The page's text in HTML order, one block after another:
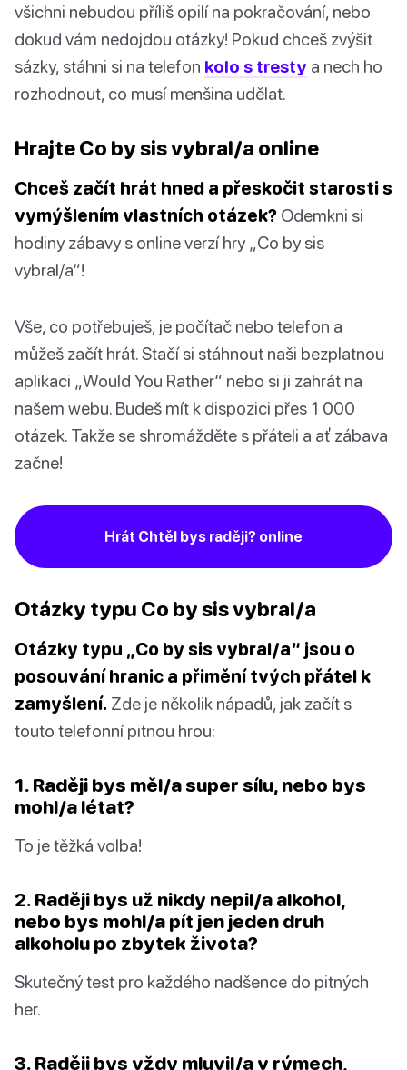
všichni nebudou příliš opilí na pokračování, nebo
dokud vám nedojdou otázky! Pokud chceš zvýšit
sázky, stáhni si na telefon kolo s tresty a nech ho
rozhodnout, co musí menšina udělat.
Hrajte Co by sis vybral/a online
Chceš začít hrát hned a přeskočit starosti s
vymýšlením vlastních otázek? Odemkni si
hodiny zábavy s online verzí hry „Co by sis
vybral/a“!
Vše, co potřebuješ, je počítač nebo telefon a
můžeš začít hrát. Stačí si stáhnout naši bezplatnou
aplikaci „Would You Rather“ nebo si ji zahrát na
našem webu. Budeš mít k dispozici přes 1 000
otázek. Takže se shromážděte s přáteli a ať zábava
začne!
Hrát Chtěl bys raději? online
Otázky typu Co by sis vybral/a
Otázky typu „Co by sis vybral/a“ jsou o
posouvání hranic a přimění tvých přátel k
zamyšlení. Zde je několik nápadů, jak začít s
touto telefonní pitnou hrou:
1. Raději bys měl/a super sílu, nebo bys
mohl/a létat?
To je těžká volba!
2. Raději bys už nikdy nepil/a alkohol,
nebo bys mohl/a pít jen jeden druh
alkoholu po zbytek života?
Skutečný test pro každého nadšence do pitných
her.
3. Raději bys vždy mluvil/a v rýmech,